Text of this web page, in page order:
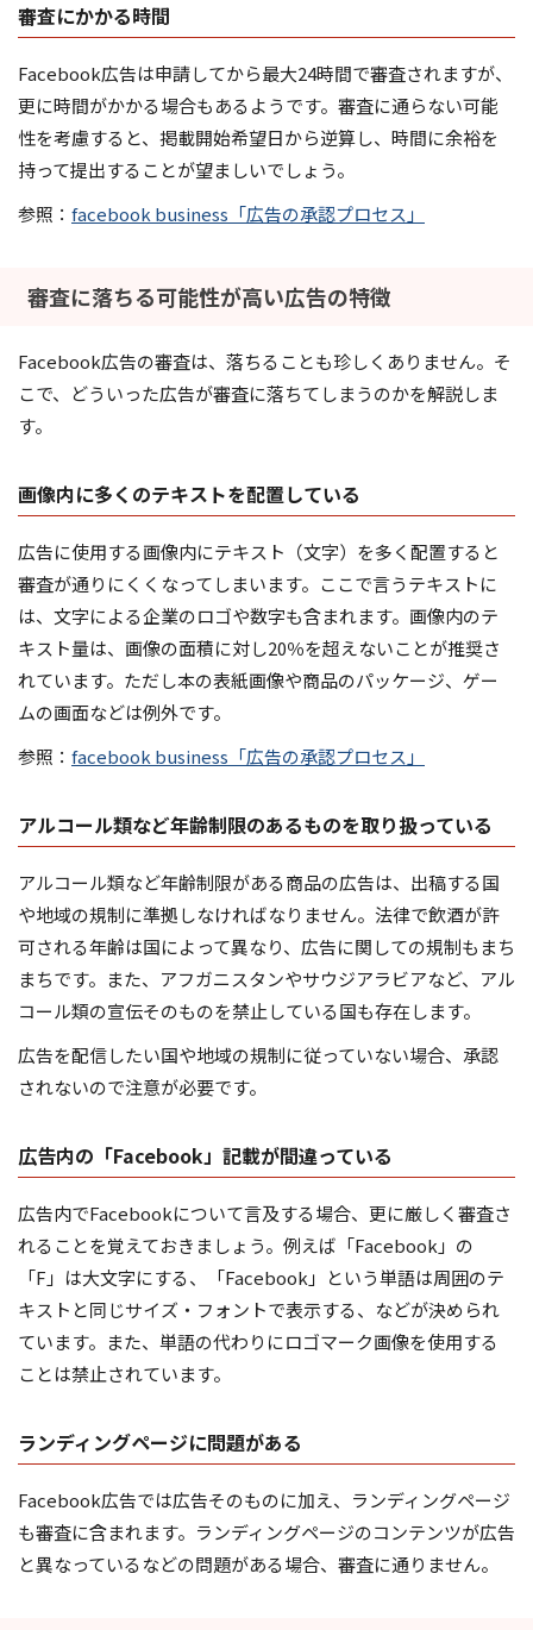
審査にかかる時間
Facebook広告は申請してから最大24時間で審査されますが、
更に時間がかかる場合もあるようです。審査に通らない可能
性を考慮すると、掲載開始希望日から逆算し、時間に余裕を
持って提出することが望ましいでしょう。
参照： facebook business「広告の承認プロセス」
審査に落ちる可能性が高い広告の特徴
Facebook広告の審査は、落ちることも珍しくありません。そ
こで、どういった広告が審査に落ちてしまうのかを解説しま
す。
画像内に多くのテキストを配置している
広告に使用する画像内にテキスト（文字）を多く配置すると
審査が通りにくくなってしまいます。ここで言うテキストに
は、文字による企業のロゴや数字も含まれます。画像内のテ
キスト量は、画像の面積に対し20％を超えないことが推奨さ
れています。ただし本の表紙画像や商品のパッケージ、ゲー
ムの画面などは例外です。
参照： facebook business「広告の承認プロセス」
アルコール類など年齢制限のあるものを取り扱っている
アルコール類など年齢制限がある商品の広告は、出稿する国
や地域の規制に準拠しなければなりません。法律で飲酒が許
可される年齢は国によって異なり、広告に関しての規制もまち
まちです。また、アフガニスタンやサウジアラビアなど、アル
コール類の宣伝そのものを禁止している国も存在します。
広告を配信したい国や地域の規制に従っていない場合、承認
されないので注意が必要です。
広告内の「Facebook」記載が間違っている
広告内でFacebookについて言及する場合、更に厳しく審査さ
れることを覚えておきましょう。例えば「Facebook」の
「F」は大文字にする、「Facebook」という単語は周囲のテ
キストと同じサイズ・フォントで表示する、などが決められ
ています。また、単語の代わりにロゴマーク画像を使用する
ことは禁止されています。
ランディングページに問題がある
Facebook広告では広告そのものに加え、ランディングページ
も審査に含まれます。ランディングページのコンテンツが広告
と異なっているなどの問題がある場合、審査に通りません。